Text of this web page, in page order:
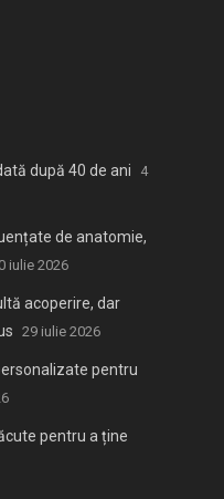
după 40 de ani
4
de anatomie,
iulie 2026
acoperire, dar
29 iulie 2026
pentru
pentru a ține